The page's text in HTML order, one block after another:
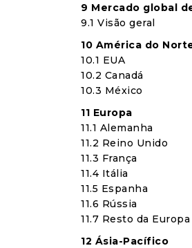
9 Mercado global
9.1 Visão geral
10 América do
10.1 EUA
10.2 Canadá
10.3 México
11 Europa
11.1 Alemanha
11.2 Reino Unido
11.3 França
11.4 Itália
11.5 Espanha
11.6 Rússia
11.7 Resto da Europa
12 Ásia-Pacífico